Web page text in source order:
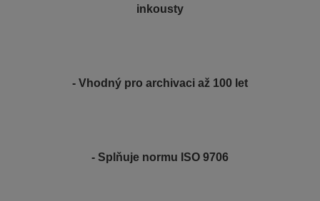
inkousty
- Vhodný pro archivaci až 100 let
- Splňuje normu ISO 9706